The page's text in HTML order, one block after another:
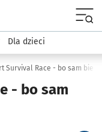
Sport i rekreacja
Dla dzieci
Survival Race - bo sam bieg
- bo sam